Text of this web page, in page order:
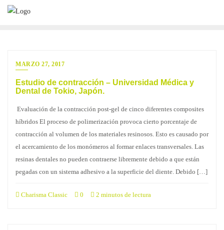
Saltar
MARZO 27, 2017
Estudio de contracción – Universidad Médica y
Dental de Tokio, Japón.
Evaluación de la contracción post-gel de cinco diferentes composites
híbridos El proceso de polimerización provoca cierto porcentaje de
contracción al volumen de los materiales resinosos. Esto es causado por
el acercamiento de los monómeros al formar enlaces transversales. Las
resinas dentales no pueden contraerse libremente debido a que están
pegadas con un sistema adhesivo a la superficie del diente. Debido […]
Charisma Classic 0 2 minutos de lectura